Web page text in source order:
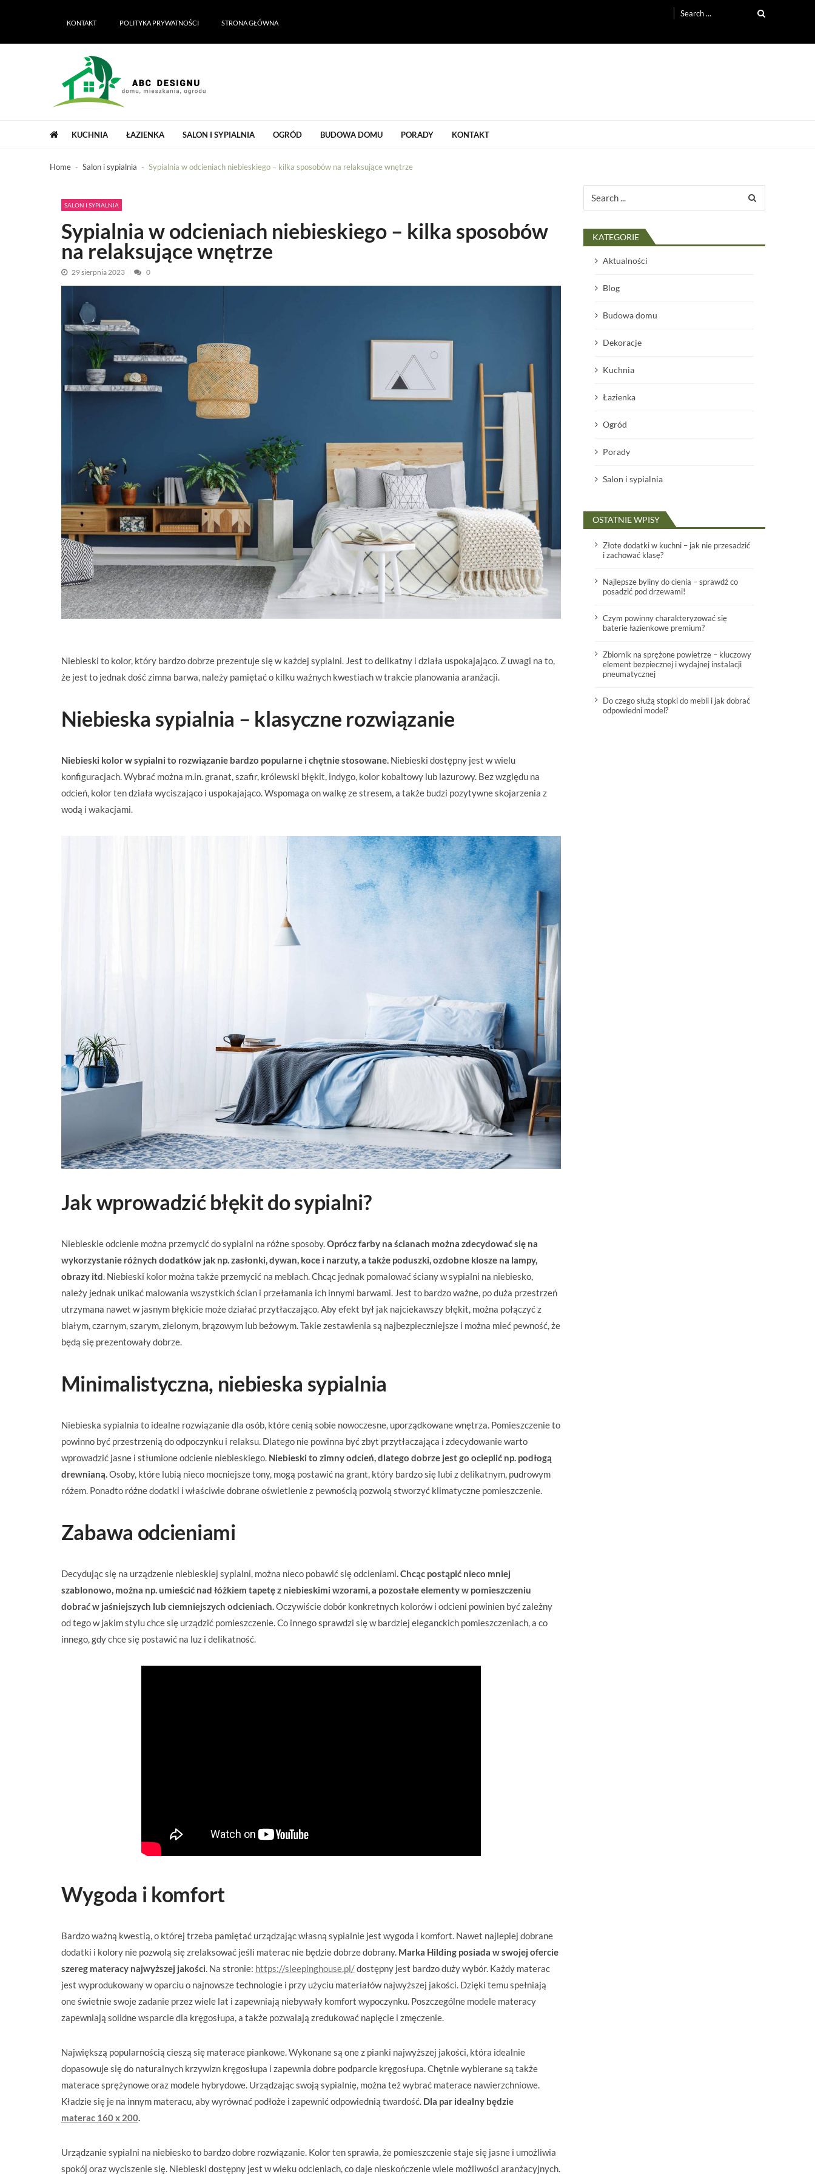
KONTAKT POLITYKA PRYWATNOŚCI STRONA GŁÓWNA
for:
KUCHNIA ŁAZIENKA SALON I SYPIALNIA OGRÓD BUDOWA DOMU PORADY KONTAKT
Home Salon i sypialnia Sypialnia w odcieniach niebieskiego – kilka sposobów na relaksujące wnętrze
SALON I SYPIALNIA
Sypialnia w odcieniach niebieskiego – kilka sposobów
na relaksujące wnętrze
29 sierpnia 2023 0
Niebieski to kolor, który bardzo dobrze prezentuje się w każdej sypialni. Jest to delikatny i działa uspokajająco. Z uwagi na to,
że jest to jednak dość zimna barwa, należy pamiętać o kilku ważnych kwestiach w trakcie planowania aranżacji.
Niebieska sypialnia – klasyczne rozwiązanie
Niebieski kolor w sypialni to rozwiązanie bardzo popularne i chętnie stosowane.Niebieski dostępny jest w wielu
konfiguracjach. Wybrać można m.in. granat, szafir, królewski błękit, indygo, kolor kobaltowy lub lazurowy. Bez względu na
odcień, kolor ten działa wyciszająco i uspokajająco. Wspomaga on walkę ze stresem, a także budzi pozytywne skojarzenia z
wodą i wakacjami.
Jak wprowadzić błękit do sypialni?
Niebieskie odcienie można przemycić do sypialni na różne sposoby.Oprócz farby na ścianach można zdecydować się na
wykorzystanie różnych dodatków jak np. zasłonki, dywan, koce i narzuty, a także poduszki, ozdobne klosze na lampy,
obrazy itd. Niebieski kolor można także przemycić na meblach. Chcąc jednak pomalować ściany w sypialni na niebiesko,
należy jednak unikać malowania wszystkich ścian i przełamania ich innymi barwami. Jest to bardzo ważne, po duża przestrzeń
utrzymana nawet w jasnym błękicie może działać przytłaczająco. Aby efekt był jak najciekawszy błękit, można połączyć z
białym, czarnym, szarym, zielonym, brązowym lub beżowym. Takie zestawienia są najbezpieczniejsze i można mieć pewność, że
będą się prezentowały dobrze.
Minimalistyczna, niebieska sypialnia
Niebieska sypialnia to idealne rozwiązanie dla osób, które cenią sobie nowoczesne, uporządkowane wnętrza. Pomieszczenie to
powinno być przestrzenią do odpoczynku i relaksu. Dlatego nie powinna być zbyt przytłaczająca i zdecydowanie warto
wprowadzić jasne i stłumione odcienie niebieskiego. Niebieski to zimny odcień, dlatego dobrze jest go ocieplić np. podłogą
drewnianą.Osoby, które lubią nieco mocniejsze tony, mogą postawić na grant, który bardzo się lubi z delikatnym, pudrowym
różem. Ponadto różne dodatki i właściwie dobrane oświetlenie z pewnością pozwolą stworzyć klimatyczne pomieszczenie.
Zabawa odcieniami
Decydując się na urządzenie niebieskiej sypialni, można nieco pobawić się odcieniami. Chcąc postąpić nieco mniej
szablonowo, można np. umieścić nad łóżkiem tapetę z niebieskimi wzorami, a pozostałe elementy w pomieszczeniu
dobrać w jaśniejszych lub ciemniejszych odcieniach.Oczywiście dobór konkretnych kolorów i odcieni powinien być zależny
od tego w jakim stylu chce się urządzić pomieszczenie. Co innego sprawdzi się w bardziej eleganckich pomieszczeniach, a co
innego, gdy chce się postawić na luz i delikatność.
Wygoda i komfort
Bardzo ważną kwestią, o której trzeba pamiętać urządzając własną sypialnie jest wygoda i komfort. Nawet najlepiej dobrane
dodatki i kolory nie pozwolą się zrelaksować jeśli materac nie będzie dobrze dobrany. Marka Hilding posiada w swojej ofercie
szereg materacy najwyższej jakości. Na stronie: https://sleepinghouse.pl/dostępny jest bardzo duży wybór. Każdy materac
jest wyprodukowany w oparciu o najnowsze technologie i przy użyciu materiałów najwyższej jakości. Dzięki temu spełniają
one świetnie swoje zadanie przez wiele lat i zapewniają niebywały komfort wypoczynku. Poszczególne modele materacy
zapewniają solidne wsparcie dla kręgosłupa, a także pozwalają zredukować napięcie i zmęczenie.
Największą popularnością cieszą się materace piankowe. Wykonane są one z pianki najwyższej jakości, która idealnie
dopasowuje się do naturalnych krzywizn kręgosłupa i zapewnia dobre podparcie kręgosłupa. Chętnie wybierane są także
materace sprężynowe oraz modele hybrydowe. Urządzając swoją sypialnię, można też wybrać materace nawierzchniowe.
Kładzie się je na innym materacu, aby wyrównać podłoże i zapewnić odpowiednią twardość. Dla par idealny będzie
materac 160 x 200.
Urządzanie sypialni na niebiesko to bardzo dobre rozwiązanie. Kolor ten sprawia, że pomieszczenie staje się jasne i umożliwia
spokój oraz wyciszenie się. Niebieski dostępny jest w wieku odcieniach, co daje nieskończenie wiele możliwości aranżacyjnych.
for:
KATEGORIE
Aktualności
Blog
Budowa domu
Dekoracje
Kuchnia
Łazienka
Ogród
Porady
Salon i sypialnia
OSTATNIE WPISY
Złote dodatki w kuchni – jak nie przesadzić
i zachować klasę?
Najlepsze byliny do cienia – sprawdź co
posadzić pod drzewami!
Czym powinny charakteryzować się
baterie łazienkowe premium?
Zbiornik na sprężone powietrze – kluczowy
element bezpiecznej i wydajnej instalacji
pneumatycznej
Do czego służą stopki do mebli i jak dobrać
odpowiedni model?